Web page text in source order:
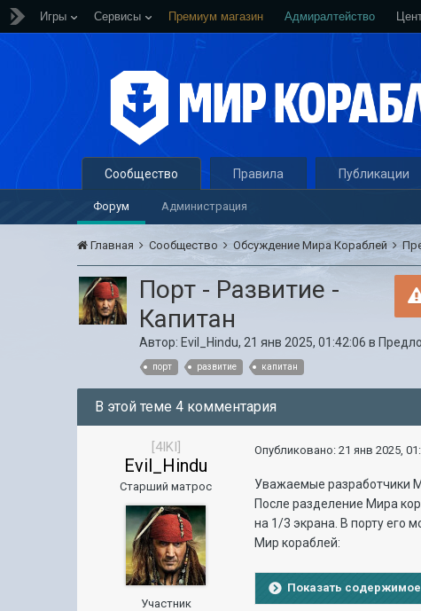
Игры Сервисы Премиум магазин Адмиралтейство
Сообщество
Форум Администрация
Правила Публикации
Главная Сообщество Обсуждение Мира Кораблей
Порт - Развитие -
Капитан
Автор: Evil_Hindu, 21 янв 2025, 01:42:06 в
порт развитие капитан
В этой теме 4 комментария
[4IKI]
Evil_Hindu
Старший матрос
Участник
Опубликовано:21 янв 2025,
Уважаемые разработчики
Поcле разделение Мира
на 1/3 экрана. В порту его
Мир кораблей:
Показать содержимое